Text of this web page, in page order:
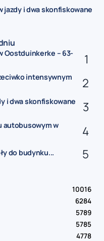
jazdy i dwa skonfiskowane
Oostduinkerke – 63-
intensywnym
i dwa skonfiskowane
autobusowym w
do budynku...
10016
6284
5789
5785
4778